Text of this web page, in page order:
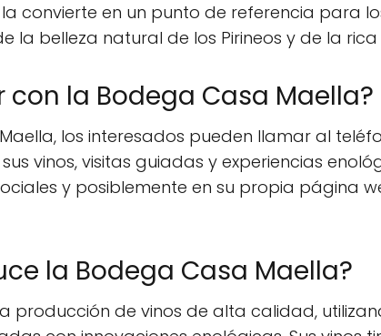
convierte en un punto de referencia para
la belleza natural de los Pirineos y de la
la Bodega Casa Maella?
los interesados pueden llamar al
vinos, visitas guiadas y experiencias
y posiblemente en su propia página
la Bodega Casa Maella?
producción de vinos de alta calidad,